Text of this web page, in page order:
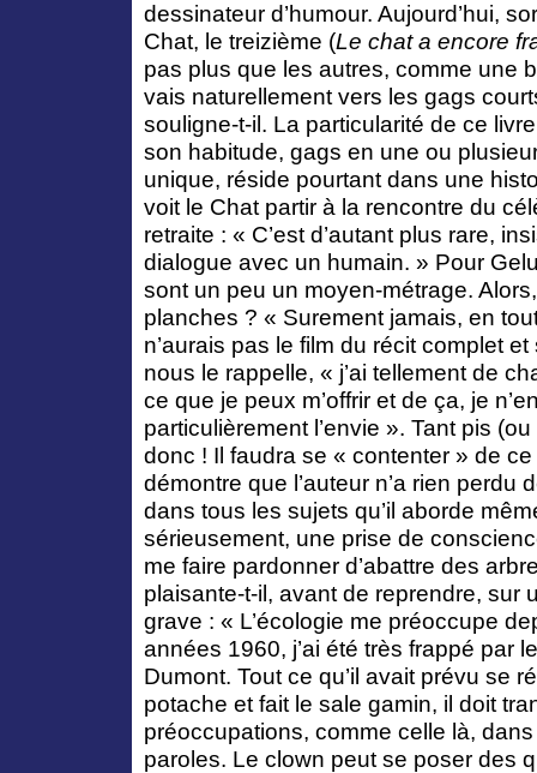
dessinateur d’humour. Aujourd’hui,
Chat, le treizième (Le chat a encore
pas plus que les autres, comme une
vais naturellement vers les gags
souligne-t-il. La particularité de ce
son habitude, gags en une ou
unique, réside pourtant dans une
voit le Chat partir à la rencontre du
retraite : « C’est d’autant plus rare,
dialogue avec un humain. » Pour
sont un peu un moyen-métrage.
planches ? « Surement jamais, en
n’aurais pas le film du récit complet et
nous le rappelle, « j’ai tellement de
ce que je peux m’offrir et de ça, je
particulièrement l’envie ». Tant pis
donc ! Il faudra se « contenter » de
démontre que l’auteur n’a rien perdu
dans tous les sujets qu’il aborde
sérieusement, une prise de
me faire pardonner d’abattre des
plaisante-t-il, avant de reprendre, sur
grave : « L’écologie me préoccupe
années 1960, j’ai été très frappé par
Dumont. Tout ce qu’il avait prévu se
potache et fait le sale gamin, il doit
préoccupations, comme celle là,
paroles. Le clown peut se poser des